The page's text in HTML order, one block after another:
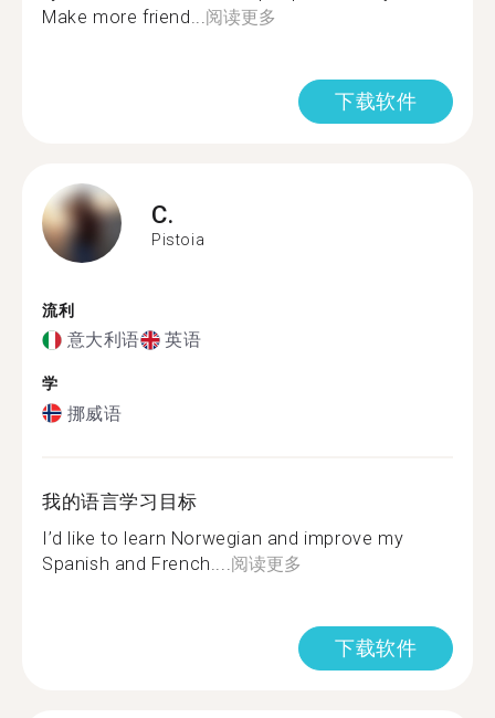
Make more friend... 阅读更多
下载软件
C.
Pistoia
流利
意大利语 英语
学
挪威语
我的语言学习目标
I’d like to learn Norwegian and improve my
Spanish and French.... 阅读更多
下载软件